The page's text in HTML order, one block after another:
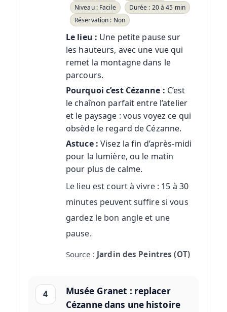
Niveau : Facile
Durée : 20 à 45 min
Réservation : Non
Le lieu : Une petite pause sur
les hauteurs, avec une vue qui
remet la montagne dans le
parcours.
Pourquoi c’est Cézanne : C’est
le chaînon parfait entre l’atelier
et le paysage : vous voyez ce qui
obsède le regard de Cézanne.
Astuce : Visez la fin d’après-midi
pour la lumière, ou le matin
pour plus de calme.
Le lieu est court à vivre : 15 à 30
minutes peuvent suffire si vous
gardez le bon angle et une
pause.
Source : Jardin des Peintres (OT)
4
Musée Granet : replacer
Cézanne dans une histoire